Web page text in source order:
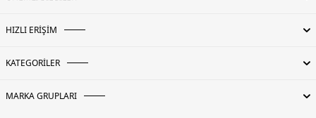
HIZLI ERİŞİM
KATEGORİLER
MARKA GRUPLARI